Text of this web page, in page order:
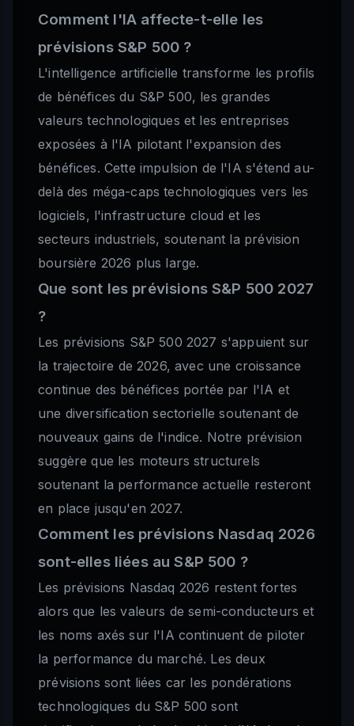
Comment l'IA affecte-t-elle les
prévisions S&P 500 ?
L'intelligence artificielle transforme les profils
de bénéfices du S&P 500, les grandes
valeurs technologiques et les entreprises
exposées à l'IA pilotant l'expansion des
bénéfices. Cette impulsion de l'IA s'étend au-
delà des méga-caps technologiques vers les
logiciels, l'infrastructure cloud et les
secteurs industriels, soutenant la prévision
boursière 2026 plus large.
Que sont les prévisions S&P 500 2027
?
Les prévisions S&P 500 2027 s'appuient sur
la trajectoire de 2026, avec une croissance
continue des bénéfices portée par l'IA et
une diversification sectorielle soutenant de
nouveaux gains de l'indice. Notre prévision
suggère que les moteurs structurels
soutenant la performance actuelle resteront
en place jusqu'en 2027.
Comment les prévisions Nasdaq 2026
sont-elles liées au S&P 500 ?
Les prévisions Nasdaq 2026 restent fortes
alors que les valeurs de semi-conducteurs et
les noms axés sur l'IA continuent de piloter
la performance du marché. Les deux
prévisions sont liées car les pondérations
technologiques du S&P 500 sont